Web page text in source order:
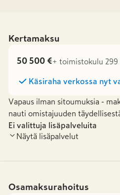
Kertamaksu
50 500 €+ toimistokulu 299
Käsiraha verkossa nyt
Vapaus ilman sitoumuksia -
nauti omistajuuden
Ei valittuja lisäpalveluita
Näytä lisäpalvelut
Osamaksurahoitus